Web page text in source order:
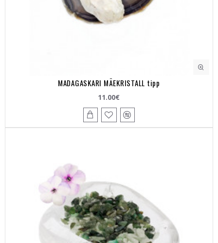
MADAGASKARI MÄEKRISTALL tipp
11.00€